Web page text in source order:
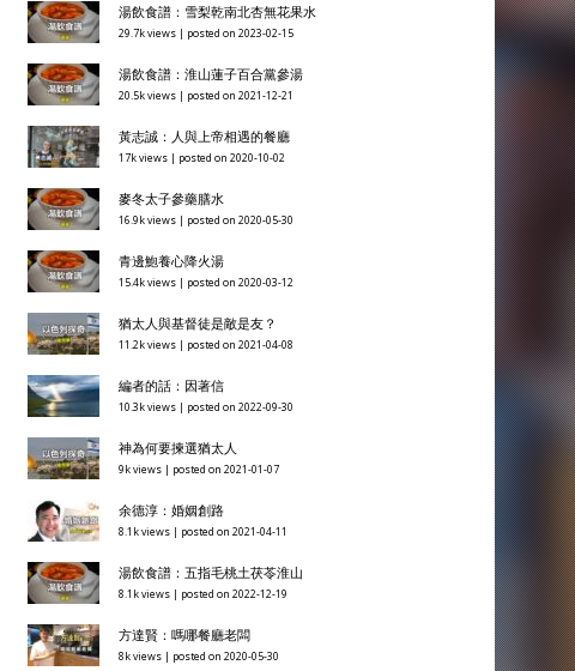
湯飲食譜：雪梨乾南北杏無花果水
29.7k views | posted on 2023-02-15
湯飲食譜：淮山蓮子百合黨參湯
20.5k views | posted on 2021-12-21
黃志誠：人與上帝相遇的餐廳
17k views | posted on 2020-10-02
麥冬太子參藥膳水
16.9k views | posted on 2020-05-30
青邊鮑養心降火湯
15.4k views | posted on 2020-03-12
猶太人與基督徒是敵是友？
11.2k views | posted on 2021-04-08
編者的話：因著信
10.3k views | posted on 2022-09-30
神為何要揀選猶太人
9k views | posted on 2021-01-07
余德淳：婚姻創路
8.1k views | posted on 2021-04-11
湯飲食譜：五指毛桃土茯苓淮山
8.1k views | posted on 2022-12-19
方達賢：嗎哪餐廳老闆
8k views | posted on 2020-05-30